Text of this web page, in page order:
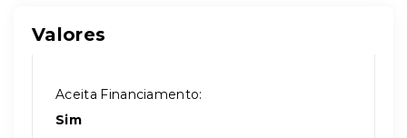
Valores
Aceita Financiamento:
Sim